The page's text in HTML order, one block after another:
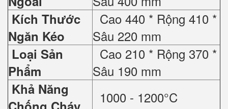
Kích Thước
Ngăn Kéo
Cao 440 * Rộng 410 *
Sâu 220 mm
Loại Sản
Phẩm
Cao 210 * Rộng 370 *
Sâu 190 mm
Khả Năng
1000 - 1200°C